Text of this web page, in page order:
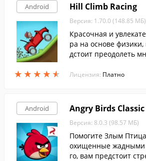
Android
★ ★ ★ ★ ★
★ ★ ★ ★ ★
Hill Climb Racing
Версия: 1.70.0 (148.85 МБ)
Красочная и
ра на основе
дстоит преодолеть
Лицензия: Платно
Android Angry Birds Classic
Версия: 8.0.3 (98.57 МБ)
Помогите Злым
охищенные жадными
го, вам предстоит